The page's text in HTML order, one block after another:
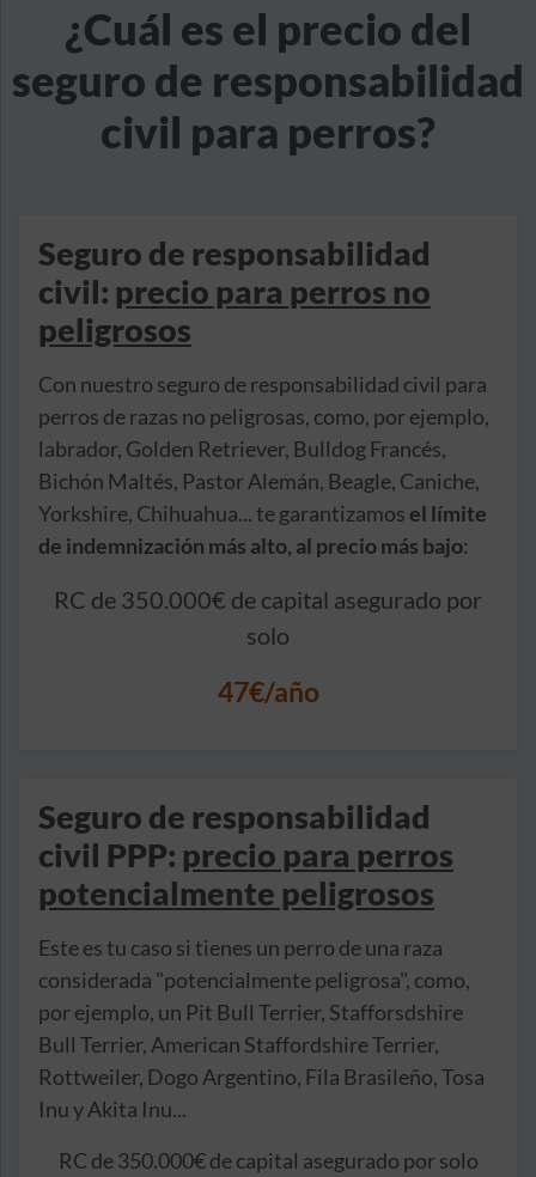
¿Cuál es el precio del
seguro de responsabilidad
civil para perros?
Seguro de responsabilidad
civil: precio para perros no
peligrosos
Con nuestro seguro de responsabilidad civil para
perros de razas no peligrosas, como, por ejemplo,
labrador, Golden Retriever, Bulldog Francés,
Bichón Maltés, Pastor Alemán, Beagle, Caniche,
Yorkshire, Chihuahua... te garantizamos el límite
de indemnización más alto, al precio más bajo:
RC de 350.000€ de capital asegurado por
solo
47€/año
Seguro de responsabilidad
civil PPP: precio para perros
potencialmente peligrosos
Este es tu caso si tienes un perro de una raza
considerada "potencialmente peligrosa", como,
por ejemplo, un Pit Bull Terrier, Stafforsdshire
Bull Terrier, American Staffordshire Terrier,
Rottweiler, Dogo Argentino, Fila Brasileño, Tosa
Inu y Akita Inu...
RC de 350.000€ de capital asegurado por solo